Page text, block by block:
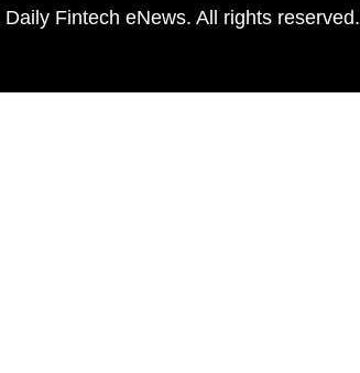
Fintech eNews. All rights reserved.